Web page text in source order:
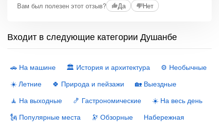
Вам был полезен этот отзыв? Да Нет
Входит в следующие категории Душанбе
🚗 На машине 🏛 История и архитектура
⚙️ Необычные
☀️ Летние
🍀 Природа и пейзажи
🏡 Выездные
🧘 На выходные
🍤 Гастрономические
☀️ На весь день
🗽 Популярные места
🔭 Обзорные
Набережная